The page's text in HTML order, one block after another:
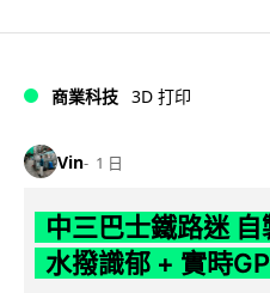
商業科技 3D 打印
Vin 1 日
中三巴士鐵路迷
水撥識郁 + 實時